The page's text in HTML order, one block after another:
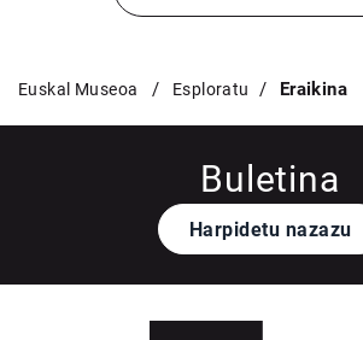
Euskal Museoa Esploratu Eraikina
Buletina
Harpidetu nazazu